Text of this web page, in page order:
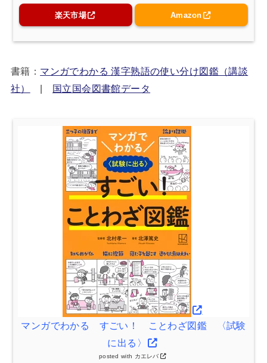
楽天市場 Amazon
書籍： マンガでわかる 漢字熟語の使い分け図鑑（講談
社）
| 国立国会図書館データ
マンガでわかる すごい！ ことわざ図鑑 〈試験
に出る〉
posted with カエレバ